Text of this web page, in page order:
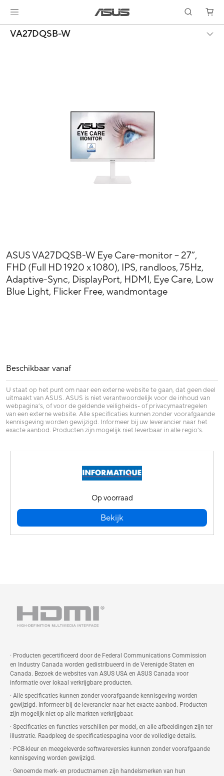
VA27DQSB-W
ASUS VA27DQSB-W Eye Care-monitor – 27”,
FHD (Full HD 1920 x 1080), IPS, randloos, 75Hz,
Adaptive-Sync, DisplayPort, HDMI, Eye Care, Low
Blue Light, Flicker Free, wandmontage
Beschikbaar vanaf
U staat op het punt om naar een externe website te gaan, dat geen deel
uitmaakt van ASUS. ASUS is niet verantwoordelijk voor de inhoud van
webpagina’s, of voor de geldende veiligheids- of privacymaatregelen
van een externe website. Alle specificaties kunnen zonder voorafgaande
kennisgeving worden gewijzigd. Informeer bij uw leverancier naar het
exacte aanbod. Producten zijn mogelijk niet leverbaar in alle regio's.
Op voorraad
Bekijk
· Producten gecertificeerd door de Federal Communications Commission
en Industry Canada worden gedistribueerd in de Verenigde Staten en
Canada. Bezoek de websites van ASUS USA en ASUS Canada voor
informatie over lokaal verkrijgbare producten.
· Alle specificaties kunnen zonder voorafgaande kennisgeving worden
gewijzigd. Informeer bij de leverancier naar het exacte aanbod. Producten
zijn mogelijk niet op alle markten verkrijgbaar.
· Specificaties en functies verschillen per model, en alle afbeeldingen zijn ter
illustratie. Raadpleeg de specificatiespagina voor de volledige details.
· PCB-kleur en meegeleverde softwareversies kunnen zonder voorafgaande
kennisgeving worden gewijzigd.
· Genoemde merk- en productnamen zijn handelsmerken van hun